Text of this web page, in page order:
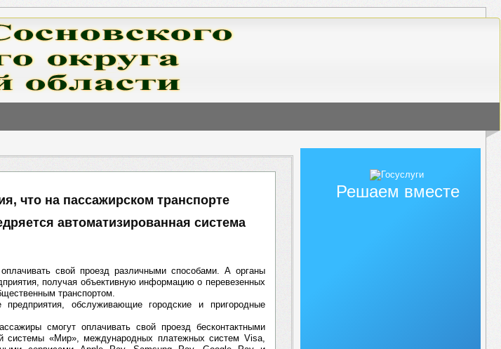
что на пассажирском транспорте
автоматизированная система
свой проезд различными способами. А органы
получая объективную информацию о перевезенных
транспортом.
обслуживающие городские и пригородные
смогут оплачивать свой проезд бесконтактными
системы «Мир», международных платежных систем Visa,
Решаем вместе